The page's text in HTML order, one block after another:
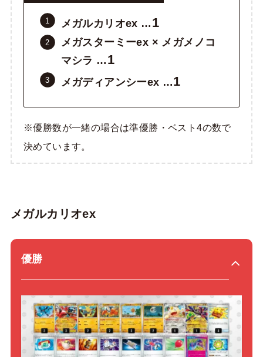
メガルカリオex … 1
メガスターミーex × メガメノコ
マシラ … 1
メガディアンシーex …1
※優勝数が一緒の場合は準優勝・ベスト4の数で
決めています。
メガルカリオex
優勝